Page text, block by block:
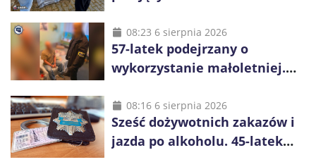
27 mln zł
08:23 6 sierpnia 2026
57-latek podejrzany o
wykorzystanie małoletniej.
cieszył się lokalnym
autorytetem
08:16 6 sierpnia 2026
Sześć dożywotnich zakazów i
jazda po alkoholu. 45-latek